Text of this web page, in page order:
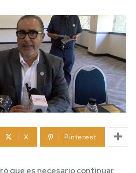
X Pinterest
que es necesario continuar